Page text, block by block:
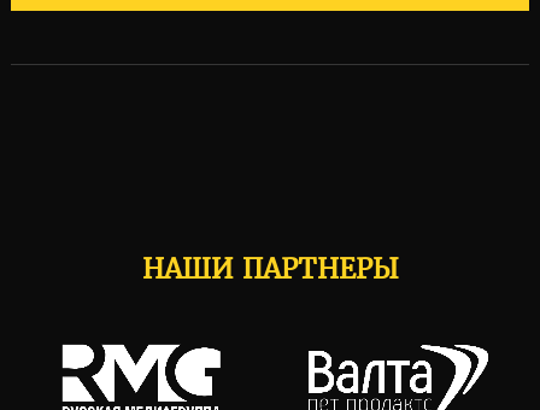
НАШИ ПАРТНЕРЫ